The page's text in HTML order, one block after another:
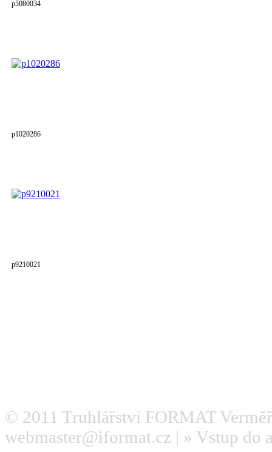
p5080034
p1020286
p9210021
© 2011 Truhlářství FORMAT
webmaster@iformat.cz | » Vstup do